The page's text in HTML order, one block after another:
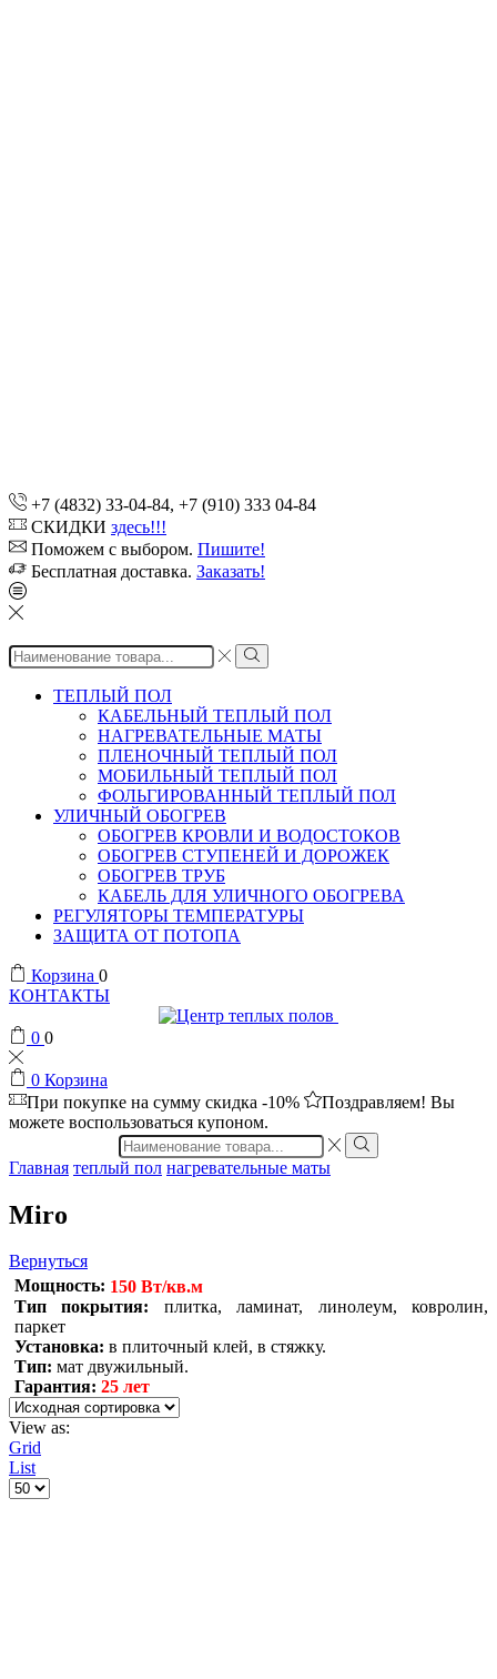
+7 (4832) 33-04-84, +7 (910) 333 04-84
СКИДКИ здесь!!!
Поможем с выбором. Пишите!
Бесплатная доставка. Заказать!
Search
input
ТЕПЛЫЙ ПОЛ
КАБЕЛЬНЫЙ ТЕПЛЫЙ ПОЛ
НАГРЕВАТЕЛЬНЫЕ МАТЫ
ПЛЕНОЧНЫЙ ТЕПЛЫЙ ПОЛ
МОБИЛЬНЫЙ ТЕПЛЫЙ ПОЛ
ФОЛЬГИРОВАННЫЙ ТЕПЛЫЙ ПОЛ
УЛИЧНЫЙ ОБОГРЕВ
ОБОГРЕВ КРОВЛИ И ВОДОСТОКОВ
ОБОГРЕВ СТУПЕНЕЙ И ДОРОЖЕК
ОБОГРЕВ ТРУБ
КАБЕЛЬ ДЛЯ УЛИЧНОГО ОБОГРЕВА
РЕГУЛЯТОРЫ ТЕМПЕРАТУРЫ
ЗАЩИТА ОТ ПОТОПА
Корзина 0
КОНТАКТЫ
0 0
0 Корзина
При покупке на сумму скидка -10%
Поздравляем! Вы
можете воспользоваться купоном.
Search
input
Главная теплый пол нагревательные маты
Miro
Вернуться
Мощность: 150 Вт/кв.м
Тип покрытия: плитка, ламинат, линолеум, ковролин,
паркет
Установка: в плиточный клей, в стяжку.
Тип: мат двужильный.
Гарантия: 25 лет
View as:
Grid
List